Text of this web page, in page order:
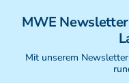
MWE Newsletter
Mit unserem